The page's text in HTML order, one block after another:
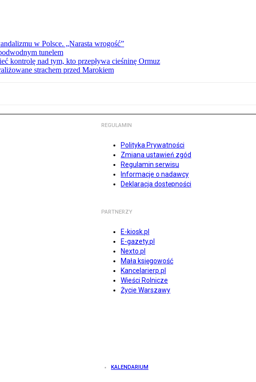
w Polsce. „Narasta wrogość”
tunelem
kontrolę nad tym, kto przepływa cieśninę Ormuz
strachem przed Marokiem
REGULAMIN
Polityka Prywatności
Zmiana ustawień zgód
Regulamin serwisu
Informacje o nadawcy
Deklaracja dostępności
PARTNERZY
E-kiosk.pl
E-gazety.pl
Nexto.pl
Mała księgowość
Kancelarierp.pl
Wieści Rolnicze
Życie Warszawy
KALENDARIUM